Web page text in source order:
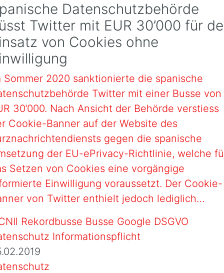
Datenschutzbehörde
Twitter mit EUR 30’000 für
von Cookies ohne
Sommer 2020 sanktionierte die spanische
Twitter mit einer Busse von
30’000. Nach Ansicht der Behörde verstiess
Cookie-Banner auf der Website des
gegen die spanische
der EU-ePrivacy-Richtlinie, welche
Setzen von Cookies eine vorgängige
Einwilligung voraussetzt. Der Cookie-
von Twitter enthielt jedoch lediglich…